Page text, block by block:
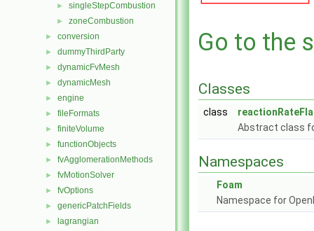
► singleStepCombustion
► zoneCombustion
► conversion
► dummyThirdParty
► dynamicFvMesh
► dynamicMesh
► engine
► fileFormats
► finiteVolume
► functionObjects
► fvAgglomerationMethods
► fvMotionSolver
► fvOptions
► genericPatchFields
► lagrangian
Go to the
Classes
class
Abstract class
Namespaces
Foam
Namespace for